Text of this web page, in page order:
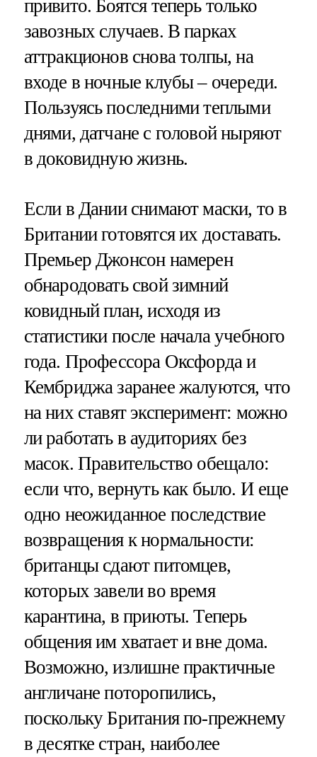
привито. Боятся теперь только
завозных случаев. В парках
аттракционов снова толпы, на
входе в ночные клубы – очереди.
Пользуясь последними теплыми
днями, датчане с головой ныряют
в доковидную жизнь.
Если в Дании снимают маски, то в
Британии готовятся их доставать.
Премьер Джонсон намерен
обнародовать свой зимний
ковидный план, исходя из
статистики после начала учебного
года. Профессора Оксфорда и
Кембриджа заранее жалуются, что
на них ставят эксперимент: можно
ли работать в аудиториях без
масок. Правительство обещало:
если что, вернуть как было. И еще
одно неожиданное последствие
возвращения к нормальности:
британцы сдают питомцев,
которых завели во время
карантина, в приюты. Теперь
общения им хватает и вне дома.
Возможно, излишне практичные
англичане поторопились,
поскольку Британия по-прежнему
в десятке стран, наиболее